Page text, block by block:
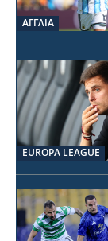
ΑΓΓΛΙΑ
EUROPA LEAGUE